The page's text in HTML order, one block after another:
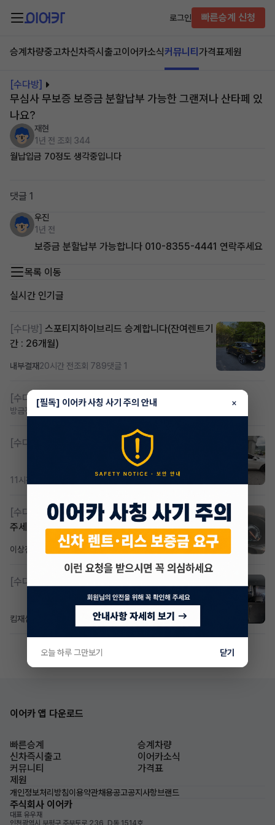
로그인 빠른승계 신청
승계차량중고차신차즉시출고이어카소식커뮤니티 가격표제원
[수다방]
무심사 무보증 보증금 분할납부 가능한 그랜져나 산타페 있
나요?
재현
1년 전 조회 344
월납입금 70정도 생각중입니다
댓글 1
우진
1년 전
보증금 분할납부 가능합니다 010-8355-4441 연락주세요
목록 이동
실시간 인기글
[수다방] 스포티지하이브리드 승계합니다(잔여렌트기
간 : 26개월)
내부결재20시간 전조회 789댓글 1
[수다방] 저신용 무심사 or 신차 렌트 찾으시는분!!
방금전 조회 386
[수다방] K8 하이브리드 (풀옵션) 758,780원
11시간 전
[수다방]
Gv70 승계자분 구합니다 지원금 협의연락
주세요
이상진 11시간 전조회 166댓글 1
[수다방]
킴재섭 댓글 3
이어카 앱 다운로드
빠른승계
승계차량
신차즉시출고
이어카소식
커뮤니티
가격표
제원
개인정보처리방침이용약관채용공고공지사항브랜드
주식회사 이어카
대표 유우재
인천광역시 부평구 주부토로 236, D동 1514호
[필독] 이어카 사칭 사기 주의 안내 ×
오늘 하루 그만보기 닫기